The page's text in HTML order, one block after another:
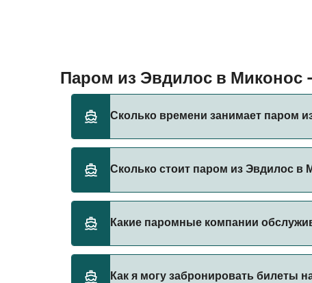
Паром из Эвдилос в
Сколько времени занимает паром
оператора, поэтому рекомендуется
Сколько стоит паром из Эвдилос в
Цена указана без учета сборов за
Какие паромные компании
Как я могу забронировать билеты